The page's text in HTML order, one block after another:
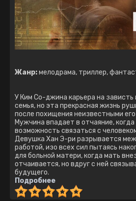
Жанр:мелодрама, триллер,
У Ким Со-джина карьера на зависть
семья, но эта прекрасная жизнь
после похищения неизвестными
Мужчина впадает в отчаяние,
возможность связаться с
Девушка Хан Э-ри разрывается
работой, изо всех сил пытаясь
для больной матери, когда мать
отчаивается, но вдруг с ней
будущего.
Подробнее